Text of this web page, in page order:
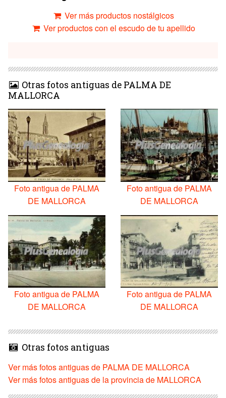
Ver más productos nostálgicos
Ver productos con el escudo de tu apellido
Otras fotos antiguas de PALMA DE
MALLORCA
Foto antigua de PALMA
DE MALLORCA
Foto antigua de PALMA
DE MALLORCA
Foto antigua de PALMA
DE MALLORCA
Foto antigua de PALMA
DE MALLORCA
Otras fotos antiguas
Ver más fotos antiguas de PALMA DE MALLORCA
Ver más fotos antiguas de la provincia de MALLORCA